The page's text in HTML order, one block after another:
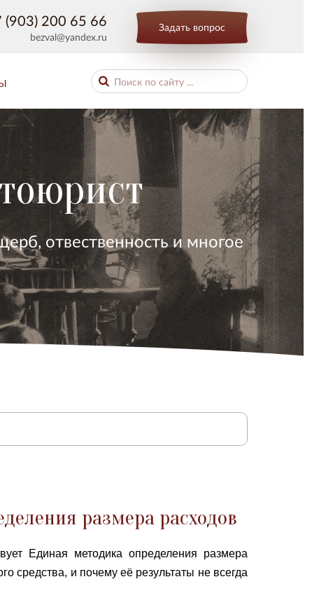
(903) 200 65 66
bezval@yandex.ru
Задать вопрос
отвественность и многое
размера расходов
Единая методика определения размера
средства, и почему её результаты не всегда